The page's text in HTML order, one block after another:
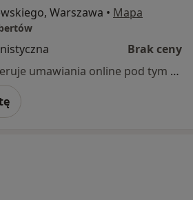
Warszawa • Mapa
Brak ceny
Specjalista nie oferuje umawiania online pod tym adresem.